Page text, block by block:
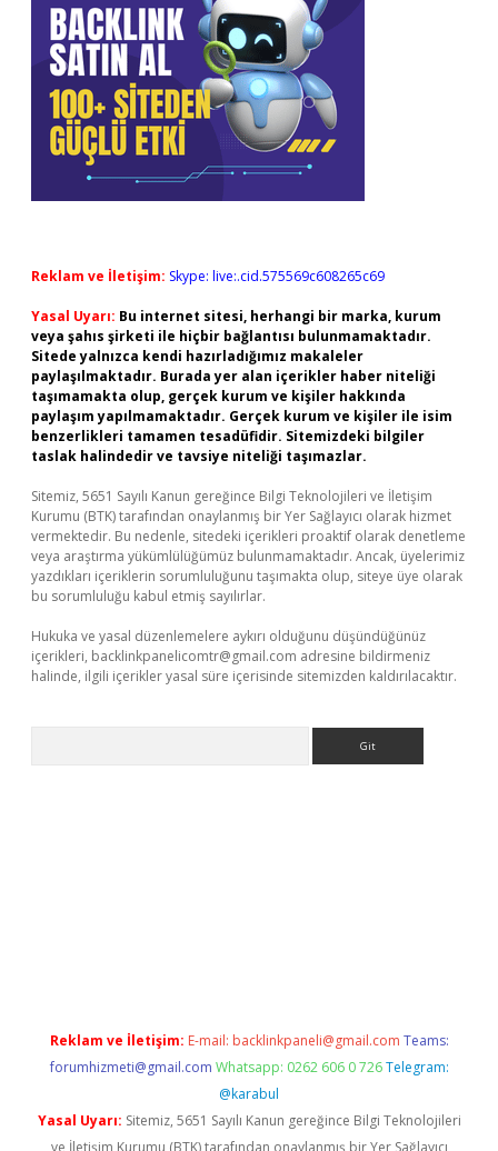
Reklam ve İletişim: Skype: live:.cid.575569c608265c69
Yasal Uyarı: Bu internet sitesi, herhangi bir marka, kurum
veya şahıs şirketi ile hiçbir bağlantısı bulunmamaktadır.
Sitede yalnızca kendi hazırladığımız makaleler
paylaşılmaktadır. Burada yer alan içerikler haber niteliği
taşımamakta olup, gerçek kurum ve kişiler hakkında
paylaşım yapılmamaktadır. Gerçek kurum ve kişiler ile isim
benzerlikleri tamamen tesadüfidir. Sitemizdeki bilgiler
taslak halindedir ve tavsiye niteliği taşımazlar.
Sitemiz, 5651 Sayılı Kanun gereğince Bilgi Teknolojileri ve İletişim
Kurumu (BTK) tarafından onaylanmış bir Yer Sağlayıcı olarak hizmet
vermektedir. Bu nedenle, sitedeki içerikleri proaktif olarak denetleme
veya araştırma yükümlülüğümüz bulunmamaktadır. Ancak, üyelerimiz
yazdıkları içeriklerin sorumluluğunu taşımakta olup, siteye üye olarak
bu sorumluluğu kabul etmiş sayılırlar.
Hukuka ve yasal düzenlemelere aykırı olduğunu düşündüğünüz
içerikleri, backlinkpanelicomtr@gmail.com adresine bildirmeniz
halinde, ilgili içerikler yasal süre içerisinde sitemizden kaldırılacaktır.
Reklam ve İletişim: E-mail: backlinkpaneli@gmail.com Teams:
forumhizmeti@gmail.com Whatsapp: 0262 606 0 726 Telegram:
@karabul
Yasal Uyarı: Sitemiz, 5651 Sayılı Kanun gereğince Bilgi Teknolojileri
ve İletişim Kurumu (BTK) tarafından onaylanmış bir Yer Sağlayıcı